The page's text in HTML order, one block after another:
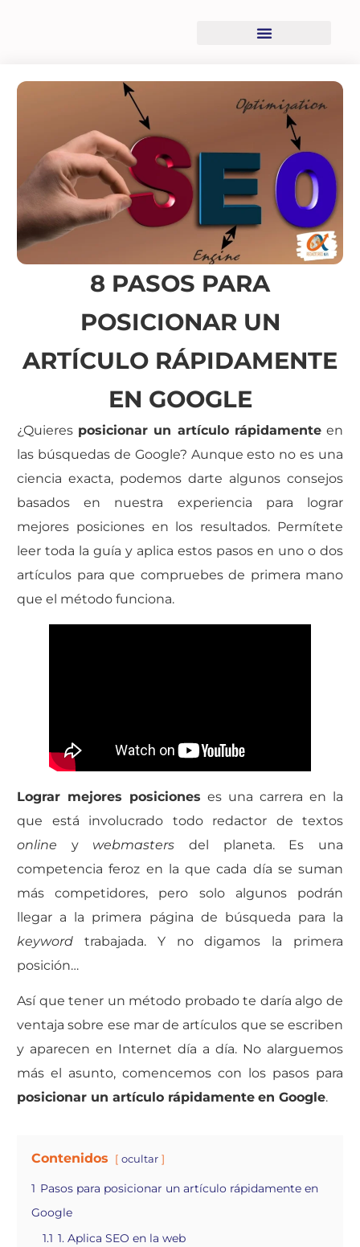
8 PASOS PARA
POSICIONAR UN
ARTÍCULO RÁPIDAMENTE
EN GOOGLE
¿Quieres posicionar un artículo rápidamenteen
las búsquedas de Google? Aunque esto no es una
ciencia exacta, podemos darte algunos consejos
basados en nuestra experiencia para lograr
mejores posiciones en los resultados. Permítete
leer toda la guía y aplica estos pasos en uno o dos
artículos para que compruebes de primera mano
que el método funciona.
Lograr mejores posiciones es una carrera en la
que está involucrado todo redactor de textos
online y webmasters del planeta. Es una
competencia feroz en la que cada día se suman
más competidores, pero solo algunos podrán
llegar a la primera página de búsqueda para la
keyword trabajada. Y no digamos la primera
posición…
Así que tener un método probado te daría algo de
ventaja sobre ese mar de artículos que se escriben
y aparecen en Internet día a día. No alarguemos
más el asunto, comencemos con los pasos para
posicionar un artículo rápidamente en Google.
Contenidos ocultar
1 Pasos para posicionar un artículo rápidamente en
Google
1.1 1. Aplica SEO en la web